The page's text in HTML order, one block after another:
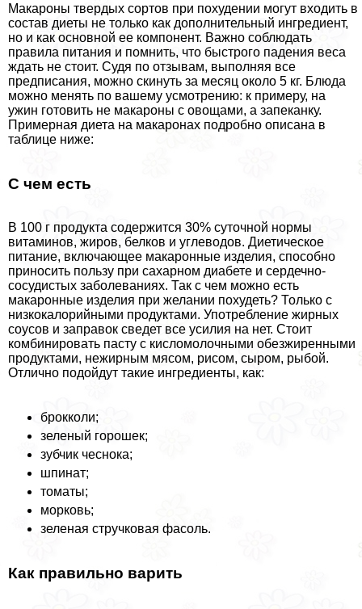
Макароны твердых сортов при похудении могут входить в
состав диеты не только как дополнительный ингредиент,
но и как основной ее компонент. Важно соблюдать
правила питания и помнить, что быстрого падения веса
ждать не стоит. Судя по отзывам, выполняя все
предписания, можно скинуть за месяц около 5 кг. Блюда
можно менять по вашему усмотрению: к примеру, на
ужин готовить не макароны с овощами, а запеканку.
Примерная диета на макаронах подробно описана в
таблице ниже:
С чем есть­
В 100 г продукта содержится 30% суточной нормы
витаминов, жиров, белков и углеводов. Диетическое
питание, включающее макаронные изделия, способно
приносить пользу при сахарном диабете и сердечно-
сосудистых заболеваниях. Так с чем можно есть
макаронные изделия при желании похудеть? Только с
низкокалорийными продуктами. Употрeбление жирных
соусов и заправок сведет все усилия на нет. Стоит
комбинировать пасту с кисломолочными обезжиренными
продуктами, нежирным мясом, рисом, сыром, рыбой.
Отлично подойдут такие ингредиенты, как:
брокколи;
зеленый горошек;
зубчик чеснока;
шпинат;
томаты;
морковь;
зеленая стручковая фасоль.
Как правильно варить­